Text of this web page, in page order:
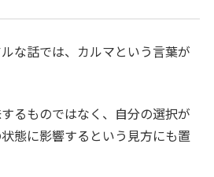
な話では、カルマという言葉が
るものではなく、自分の選択が
態に影響するという見方にも置